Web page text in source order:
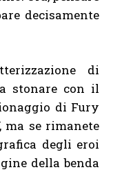
decisamente
di
stonare con il
di Fury
ma se rimanete
degli eroi
della benda